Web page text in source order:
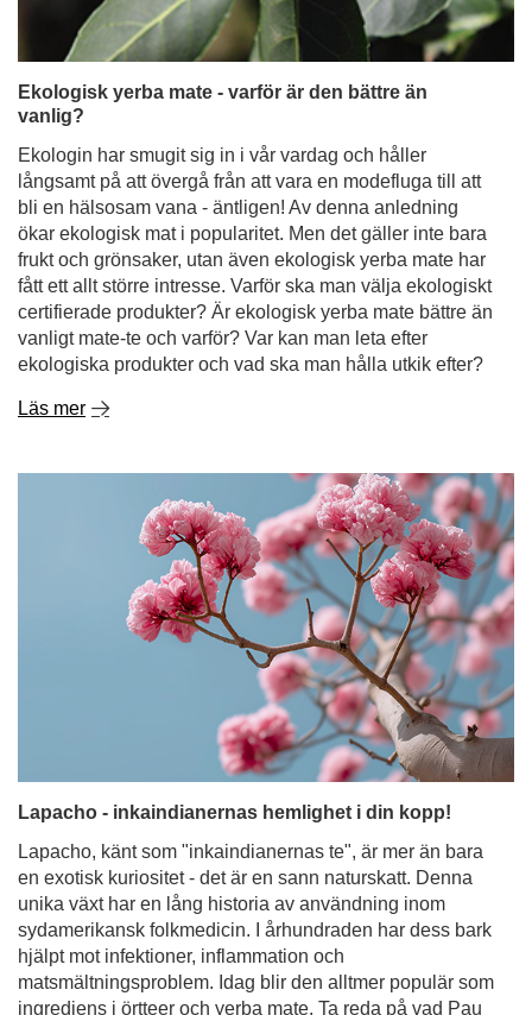
långsamt på att övergå från att vara en modefluga till att
bli en hälsosam vana - äntligen! Av denna anledning
ökar ekologisk mat i popularitet. Men det gäller inte bara
frukt och grönsaker, utan även ekologisk yerba mate har
fått ett allt större intresse. Varför ska man välja ekologiskt
certifierade produkter? Är ekologisk yerba mate bättre än
vanligt mate-te och varför? Var kan man leta efter
ekologiska produkter och vad ska man hålla utkik efter?
Läs mer
Lapacho - inkaindianernas hemlighet i din kopp!
Lapacho, känt som "inkaindianernas te", är mer än bara
en exotisk kuriositet - det är en sann naturskatt. Denna
unika växt har en lång historia av användning inom
sydamerikansk folkmedicin. I århundraden har dess bark
hjälpt mot infektioner, inflammation och
matsmältningsproblem. Idag blir den alltmer populär som
d'Arco-bark är, vilka egenskaper den har och hur du kan
införliva denna fascinerande ingrediens i din dagliga
rutin.
Läs mer